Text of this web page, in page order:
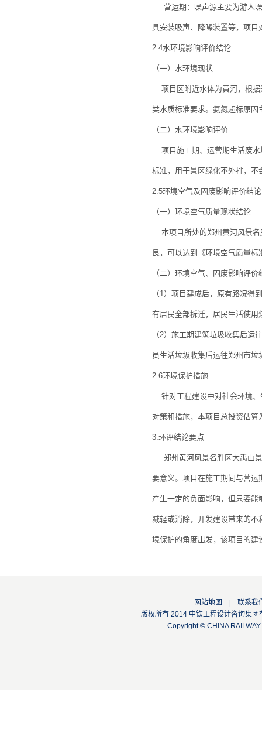
营运期：噪声源主要为游人噪
具安装吸声、降噪装置等，项目
2.4水环境影响评价结论
（一）水环境现状
项目区附近水体为黄河，根据
类水质标准要求。氨氮超标原
（二）水环境影响评价
项目施工期、运营期生活废水
标准，用于景区绿化不外排，
2.5环境空气及固废影响评价结论
（一）环境空气质量现状结论
本项目所处的郑州黄河风景名
良，可以达到《环境空气质量
（二）环境空气、固废影响评价
（1）项目建成后，原有路况
有居民全部拆迁，居民生活使
（2）施工期建筑垃圾收集后
员生活垃圾收集后运往郑州市
2.6环境保护措施
针对工程建设中对社会环境、
对策和措施，本项目总投资估
3.环评结论要点
郑州黄河风景名胜区大禹山景
要意义。项目在施工期间与营
产生一定的负面影响，但只要
减轻或消除，开发建设带来的不
境保护的角度出发，该项目的建
网站地图
联系我
版权所有 2014 中铁工程设计咨询
Copyright © CHINA